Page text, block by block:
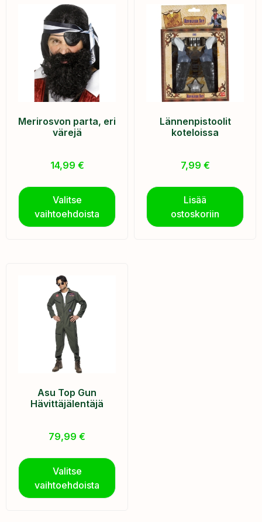
Merirosvon parta, eri
värejä
14,99 €
Valitse
vaihtoehdoista
Lännenpistoolit
koteloissa
7,99 €
Lisää
ostoskoriin
Asu Top Gun
Hävittäjälentäjä
79,99 €
Valitse
vaihtoehdoista